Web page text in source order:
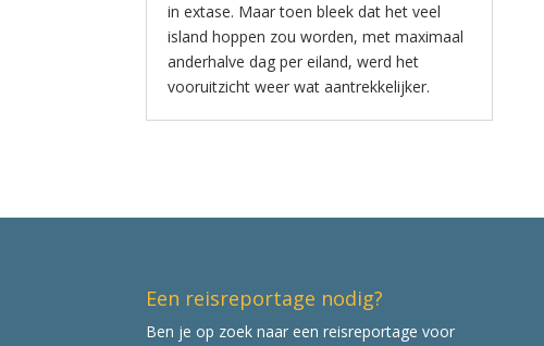
in extase. Maar toen bleek dat het veel
island hoppen zou worden, met maximaal
anderhalve dag per eiland, werd het
vooruitzicht weer wat aantrekkelijker.
Een reisreportage nodig?
Ben je op zoek naar een reisreportage voor